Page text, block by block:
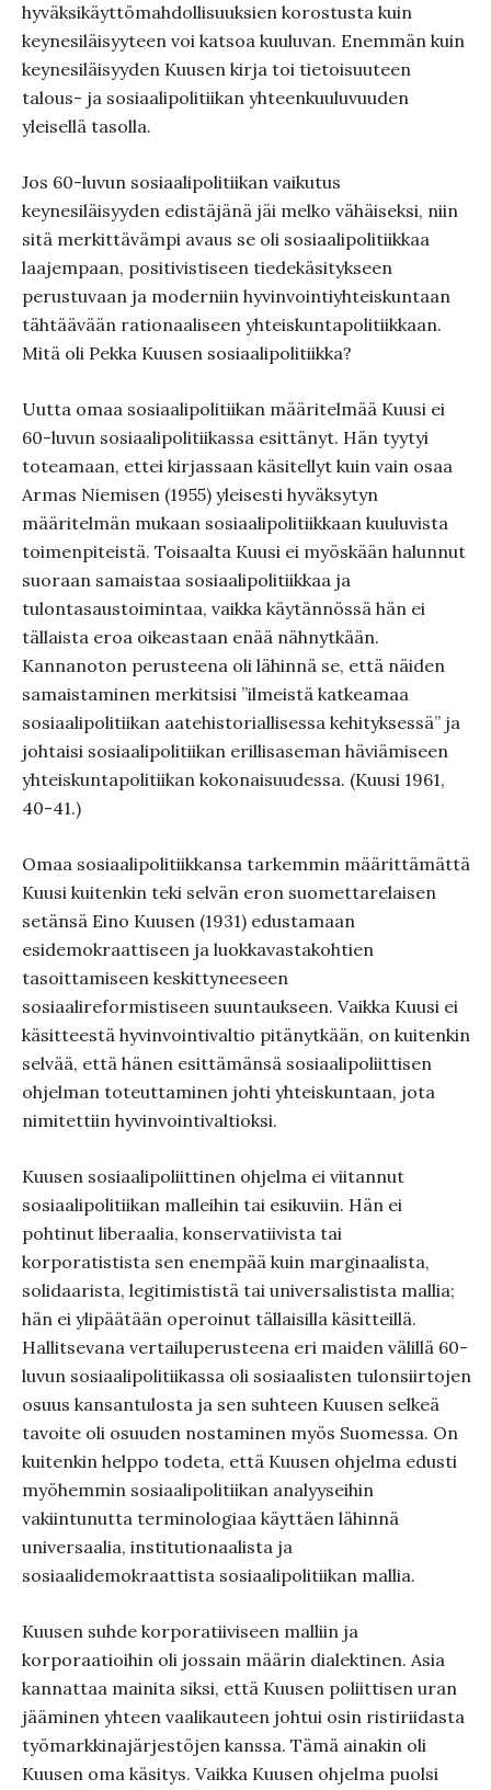
hyväksikäyttömahdollisuuksien korostusta kuin
keynesiläisyyteen voi katsoa kuuluvan. Enemmän kuin
keynesiläisyyden Kuusen kirja toi tietoisuuteen
talous- ja sosiaalipolitiikan yhteenkuuluvuuden
yleisellä tasolla.
Jos 60-luvun sosiaalipolitiikan vaikutus
keynesiläisyyden edistäjänä jäi melko vähäiseksi, niin
sitä merkittävämpi avaus se oli sosiaalipolitiikkaa
laajempaan, positivistiseen tiedekäsitykseen
perustuvaan ja moderniin hyvinvointiyhteiskuntaan
tähtäävään rationaaliseen yhteiskuntapolitiikkaan.
Mitä oli Pekka Kuusen sosiaalipolitiikka?
Uutta omaa sosiaalipolitiikan määritelmää Kuusi ei
60-luvun sosiaalipolitiikassa esittänyt. Hän tyytyi
toteamaan, ettei kirjassaan käsitellyt kuin vain osaa
Armas Niemisen (1955) yleisesti hyväksytyn
määritelmän mukaan sosiaalipolitiikkaan kuuluvista
toimenpiteistä. Toisaalta Kuusi ei myöskään halunnut
suoraan samaistaa sosiaalipolitiikkaa ja
tulontasaustoimintaa, vaikka käytännössä hän ei
tällaista eroa oikeastaan enää nähnytkään.
Kannanoton perusteena oli lähinnä se, että näiden
samaistaminen merkitsisi ”ilmeistä katkeamaa
sosiaalipolitiikan aatehistoriallisessa kehityksessä” ja
johtaisi sosiaalipolitiikan erillisaseman häviämiseen
yhteiskuntapolitiikan kokonaisuudessa. (Kuusi 1961,
40-41.)
Omaa sosiaalipolitiikkansa tarkemmin määrittämättä
Kuusi kuitenkin teki selvän eron suomettarelaisen
setänsä Eino Kuusen (1931) edustamaan
esidemokraattiseen ja luokkavastakohtien
tasoittamiseen keskittyneeseen
sosiaalireformistiseen suuntaukseen. Vaikka Kuusi ei
käsitteestä hyvinvointivaltio pitänytkään, on kuitenkin
selvää, että hänen esittämänsä sosiaalipoliittisen
ohjelman toteuttaminen johti yhteiskuntaan, jota
nimitettiin hyvinvointivaltioksi.
Kuusen sosiaalipoliittinen ohjelma ei viitannut
sosiaalipolitiikan malleihin tai esikuviin. Hän ei
pohtinut liberaalia, konservatiivista tai
korporatistista sen enempää kuin marginaalista,
solidaarista, legitimististä tai universalistista mallia;
hän ei ylipäätään operoinut tällaisilla käsitteillä.
Hallitsevana vertailuperusteena eri maiden välillä 60-
luvun sosiaalipolitiikassa oli sosiaalisten tulonsiirtojen
osuus kansantulosta ja sen suhteen Kuusen selkeä
tavoite oli osuuden nostaminen myös Suomessa. On
kuitenkin helppo todeta, että Kuusen ohjelma edusti
myöhemmin sosiaalipolitiikan analyyseihin
vakiintunutta terminologiaa käyttäen lähinnä
universaalia, institutionaalista ja
sosiaalidemokraattista sosiaalipolitiikan mallia.
Kuusen suhde korporatiiviseen malliin ja
korporaatioihin oli jossain määrin dialektinen. Asia
kannattaa mainita siksi, että Kuusen poliittisen uran
jääminen yhteen vaalikauteen johtui osin ristiriidasta
työmarkkinajärjestöjen kanssa. Tämä ainakin oli
Kuusen oma käsitys. Vaikka Kuusen ohjelma puolsi